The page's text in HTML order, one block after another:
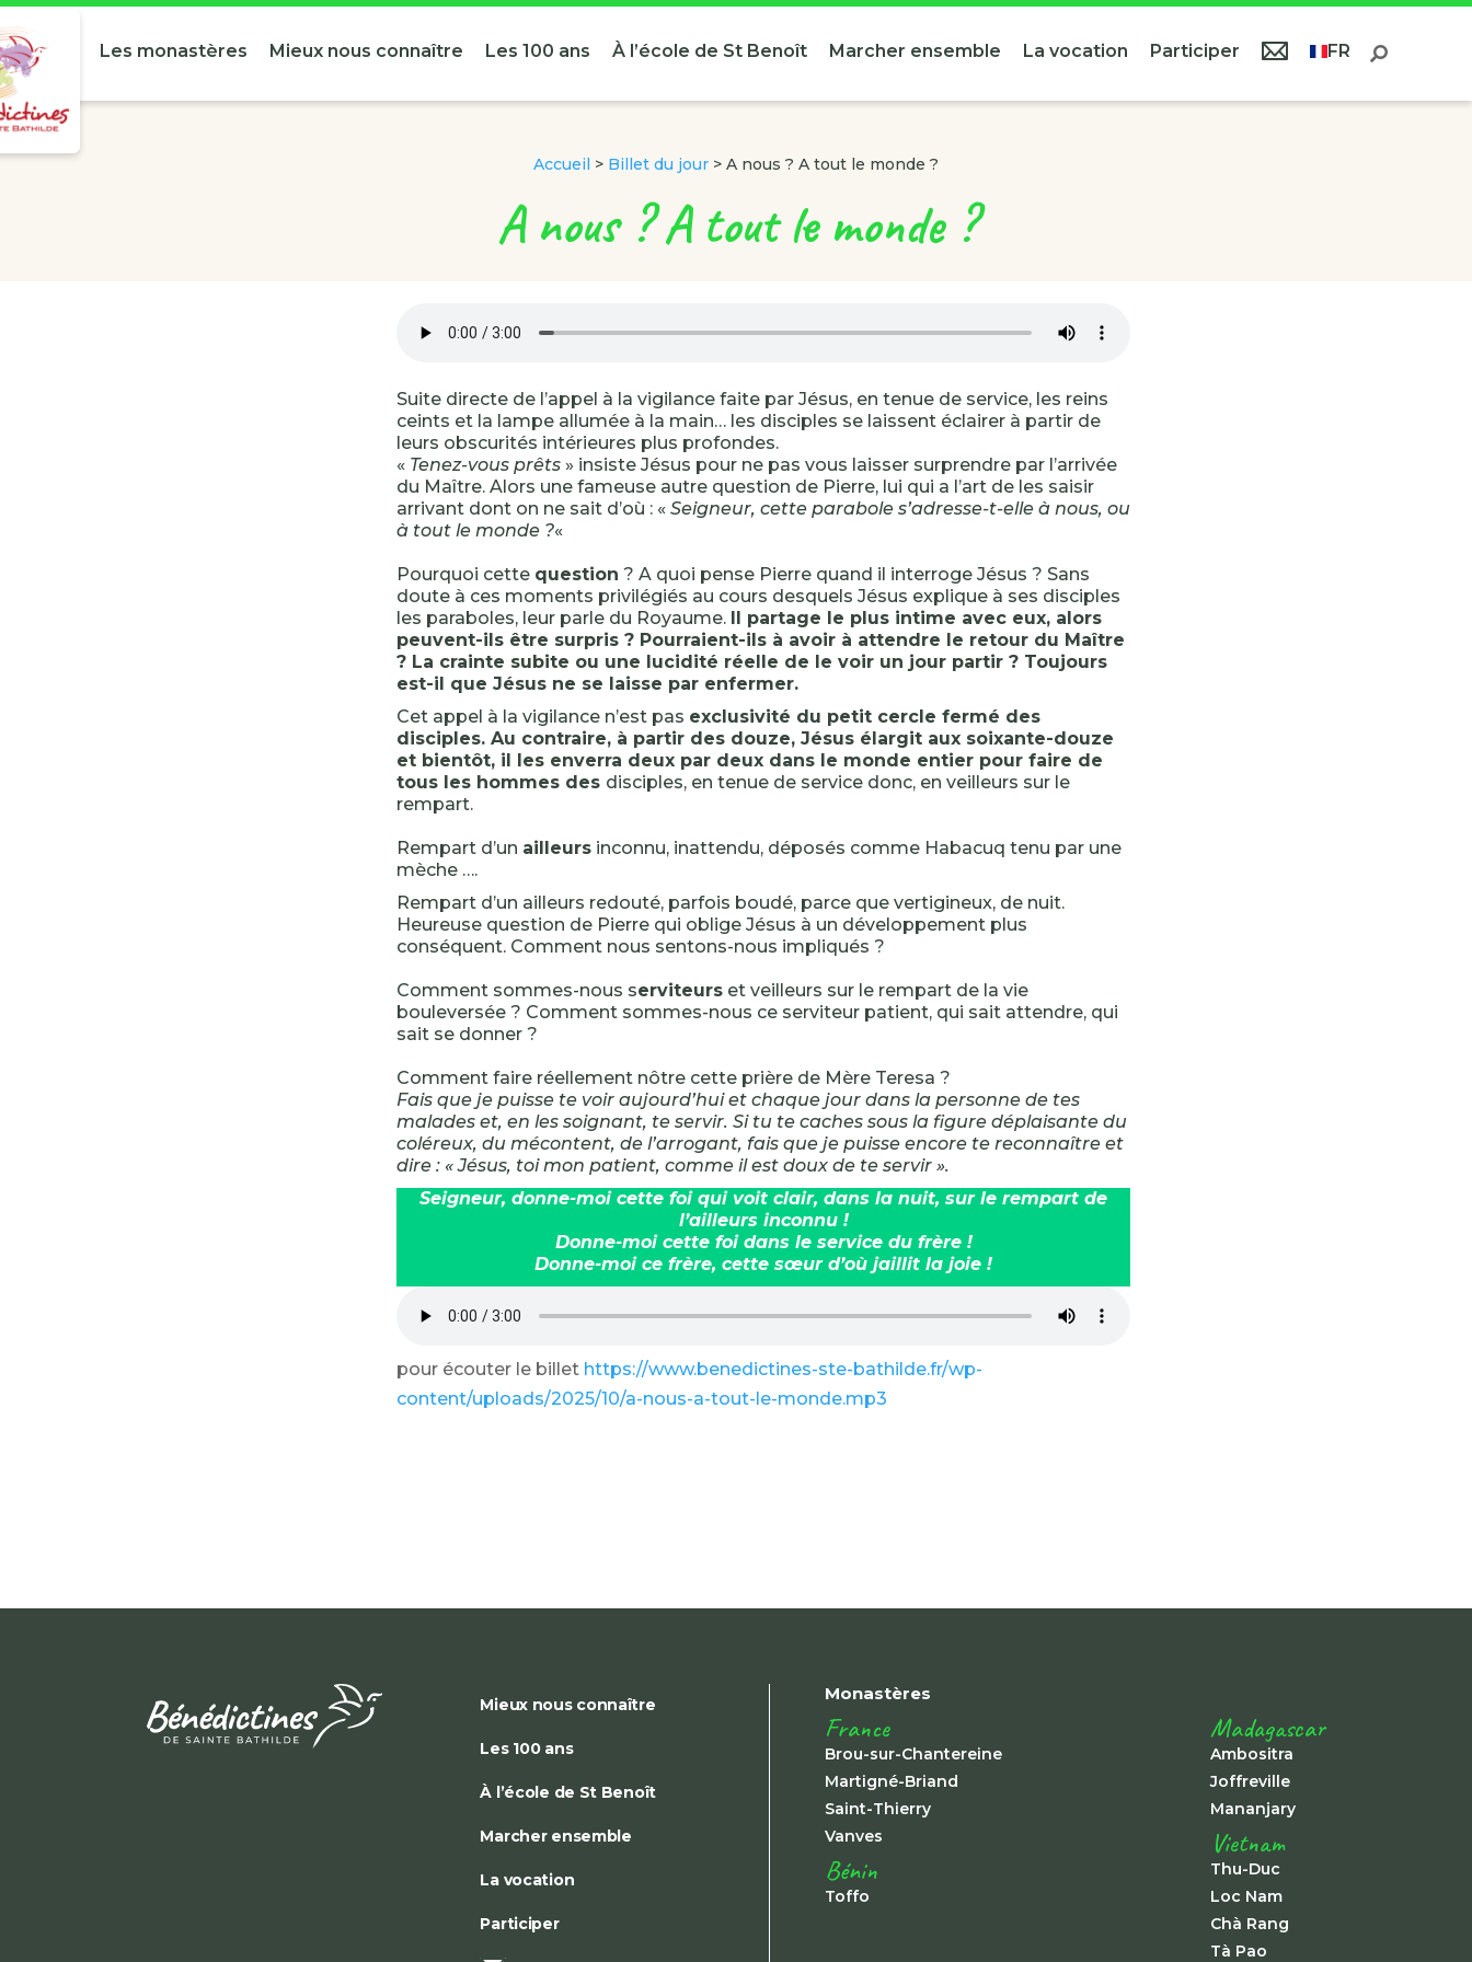
Les monastères Mieux nous connaître Les 100 ans À l’école de St Benoît Marcher ensemble La vocation Participer FR
Accueil > Billet du jour > A nous ? A tout le monde ?
A nous ? A tout le monde ?
Suite directe de l’appel à la vigilance faite par Jésus, en tenue de service, les reins
ceints et la lampe allumée à la main… les disciples se laissent éclairer à partir de
leurs obscurités intérieures plus profondes.
« Tenez-vous prêts » insiste Jésus pour ne pas vous laisser surprendre par l’arrivée
du Maître. Alors une fameuse autre question de Pierre, lui qui a l’art de les saisir
arrivant dont on ne sait d’où : « Seigneur, cette parabole s’adresse-t-elle à nous, ou
à tout le monde ?«
Pourquoi cette question ? A quoi pense Pierre quand il interroge Jésus ? Sans
doute à ces moments privilégiés au cours desquels Jésus explique à ses disciples
les paraboles, leur parle du Royaume. Il partage le plus intime avec eux, alors
peuvent-ils être surpris ? Pourraient-ils à avoir à attendre le retour du Maître
? La crainte subite ou une lucidité réelle de le voir un jour partir ? Toujours
est-il que Jésus ne se laisse par enfermer.
Cet appel à la vigilance n’est pas exclusivité du petit cercle fermé des
disciples. Au contraire, à partir des douze, Jésus élargit aux soixante-douze
et bientôt, il les enverra deux par deux dans le monde entier pour faire de
tous les hommes des disciples, en tenue de service donc, en veilleurs sur le
rempart.
Rempart d’un ailleurs inconnu, inattendu, déposés comme Habacuq tenu par une
mèche ….
Rempart d’un ailleurs redouté, parfois boudé, parce que vertigineux, de nuit.
Heureuse question de Pierre qui oblige Jésus à un développement plus
conséquent. Comment nous sentons-nous impliqués ?
Comment sommes-nous serviteurs et veilleurs sur le rempart de la vie
bouleversée ? Comment sommes-nous ce serviteur patient, qui sait attendre, qui
sait se donner ?
Comment faire réellement nôtre cette prière de Mère Teresa ?
Fais que je puisse te voir aujourd’hui et chaque jour dans la personne de tes
malades et, en les soignant, te servir. Si tu te caches sous la figure déplaisante du
coléreux, du mécontent, de l’arrogant, fais que je puisse encore te reconnaître et
dire : « Jésus, toi mon patient, comme il est doux de te servir ».
Seigneur, donne-moi cette foi qui voit clair, dans la nuit, sur le rempart de
l’ailleurs inconnu !
Donne-moi cette foi dans le service du frère !
Donne-moi ce frère, cette sœur d’où jaillit la joie !
pour écouter le billet https://www.benedictines-ste-bathilde.fr/wp-
content/uploads/2025/10/a-nous-a-tout-le-monde.mp3
Mieux nous connaître
Les 100 ans
À l’école de St Benoît
Marcher ensemble
La vocation
Participer
Monastères
France
Brou-sur-Chantereine
Martigné-Briand
Saint-Thierry
Vanves
Bénin
Toffo
Madagascar
Ambositra
Joffreville
Mananjary
Vietnam
Thu-Duc
Loc Nam
Chà Rang
Tà Pao